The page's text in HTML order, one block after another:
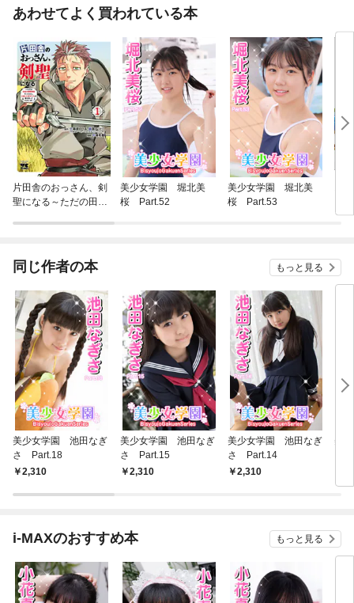
あわせてよく買われている本
片田舎のおっさん、剣
聖になる～ただの田舎
件～
美少女学園 堀北美
桜 Part.52
美少女学園 堀北美
桜 Part.53
同じ作者の本 もっと見る
美少女学園 池田なぎ
さ Part.18
2,310
美少女学園 池田なぎ
さ Part.15
2,310
美少女学園 池田なぎ
さ Part.14
2,310
美
i-MAXのおすすめ本 もっと見る